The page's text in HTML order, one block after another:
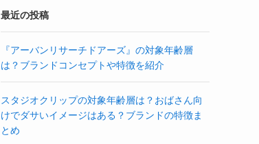
最近の投稿
『アーバンリサーチドアーズ』の対象年齢層
は？ブランドコンセプトや特徴を紹介
スタジオクリップの対象年齢層は？おばさん向
けでダサいイメージはある？ブランドの特徴ま
とめ